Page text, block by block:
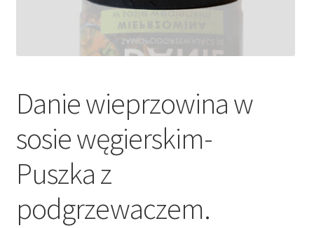
Danie wieprzowina w
sosie węgierskim-
Puszka z
podgrzewaczem.